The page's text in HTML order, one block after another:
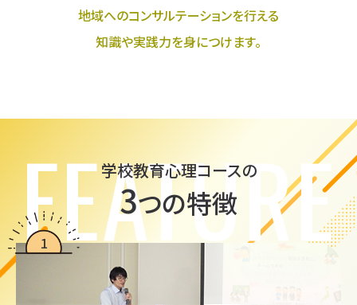
地域へのコンサルテーションを行える
知識や実践力を身につけます。
FEATURE
学校教育心理コースの
3つの特徴
1